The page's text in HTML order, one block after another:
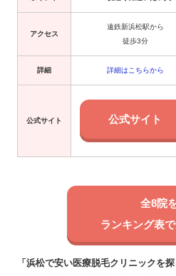
アクセス
遠鉄新浜松駅から
徒歩3分
詳細 詳細はこちらから
公式サイト 公式サイト
全8院
ランキング表
「浜松で安い医療脱毛クリニックを